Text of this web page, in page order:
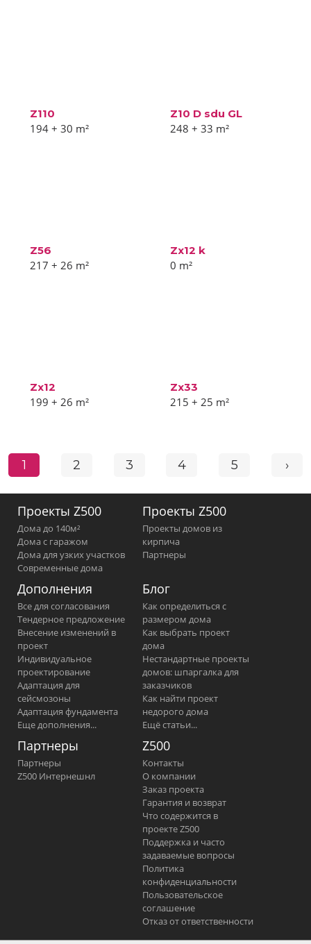
Z110
194 + 30 m²
Z10 D sdu GL
248 + 33 m²
Z56
217 + 26 m²
Zx12 k
0 m²
Zx12
199 + 26 m²
Zx33
215 + 25 m²
1 2 3 4 5 ›
Проекты Z500
Дома до 140м²
Дома с гаражом
Дома для узких участков
Современные дома
Проекты Z500
Проекты домов из
кирпича
Партнеры
Дополнения
Все для согласования
Тендерное предложение
Внесение изменений в
проект
Индивидуальное
проектирование
Адаптация для
сейсмозоны
Адаптация фундамента
Еще дополнения...
Блог
Как определиться с
размером дома
Как выбрать проект
дома
Нестандартные проекты
домов: шпаргалка для
заказчиков
Как найти проект
недорого дома
Ещё статьи...
Партнеры
Партнеры
Z500 Интернешнл
Z500
Контакты
О компании
Заказ проекта
Гарантия и возврат
Что содержится в
проекте Z500
Поддержка и часто
задаваемые вопросы
Политика
конфиденциальности
Пользовательское
соглашение
Отказ от ответственности